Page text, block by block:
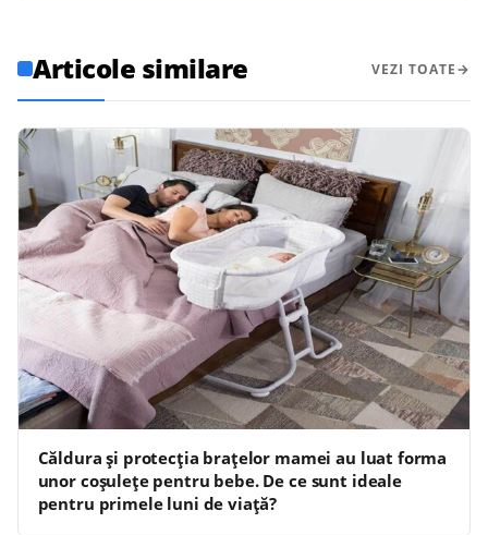
Articole similare VEZI TOATE
Căldura și protecția brațelor mamei au luat forma
unor coșulețe pentru bebe. De ce sunt ideale
pentru primele luni de viață?